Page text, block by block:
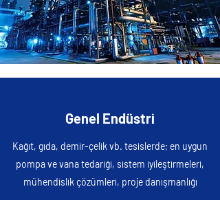
Genel Endüstri
Kağıt, gıda, demir-çelik vb. tesislerde; en uygun
pompa ve vana tedariği, sistem iyileştirmeleri,
mühendislik çözümleri, proje danışmanlığı